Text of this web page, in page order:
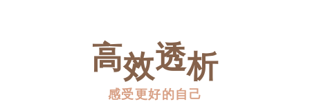
高效透析
感受更好的自己